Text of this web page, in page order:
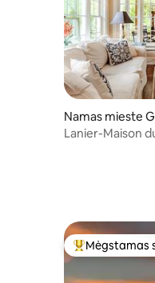
Namas mieste
Lanier-Maison
Svečių
Mėgstamas